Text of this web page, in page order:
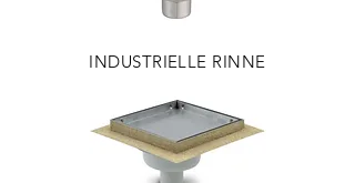
INDUSTRIELLE RINNE